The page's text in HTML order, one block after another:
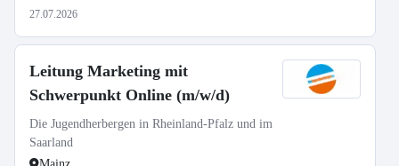
27.07.2026
Leitung Marketing mit
Schwerpunkt Online (m/w/d)
Die Jugendherbergen in Rheinland-Pfalz und im
Saarland